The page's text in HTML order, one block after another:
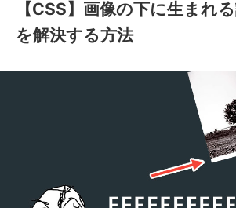
【CSS】画像の下に生まれ
を解決する方法